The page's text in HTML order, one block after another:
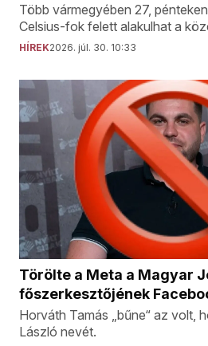
Több vármegyében 27,
Celsius-fok felett alakulhat a
HÍREK2026. júl. 30. 10:33
Törölte a Meta a Magyar
főszerkesztőjének
Horváth Tamás „bűne“ az volt,
László nevét.